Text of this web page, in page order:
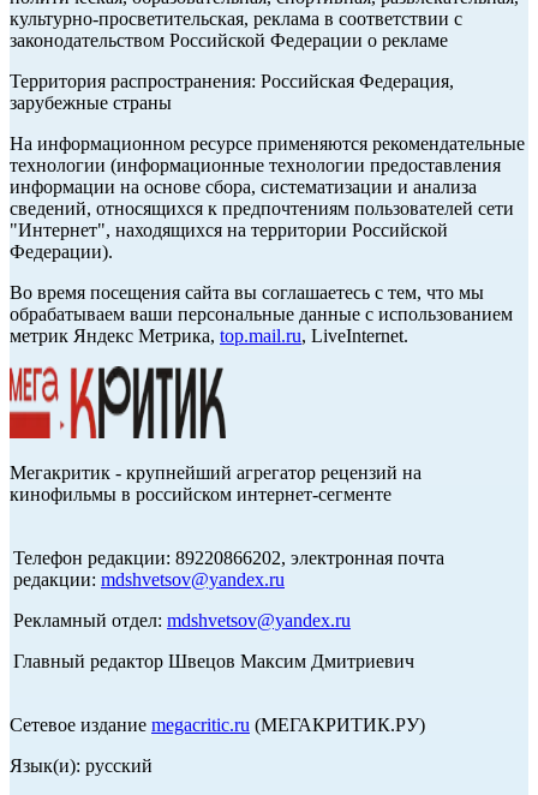
культурно-просветительская, реклама в соответствии с
законодательством Российской Федерации о рекламе
Территория распространения: Российская Федерация,
зарубежные страны
На информационном ресурсе применяются рекомендательные
технологии (информационные технологии предоставления
информации на основе сбора, систематизации и анализа
сведений, относящихся к предпочтениям пользователей сети
"Интернет", находящихся на территории Российской
Федерации).
Во время посещения сайта вы соглашаетесь с тем, что мы
обрабатываем ваши персональные данные с использованием
метрик Яндекс Метрика, top.mail.ru, LiveInternet.
Мегакритик - крупнейший агрегатор рецензий на
кинофильмы в российском интернет-сегменте
Телефон редакции: 89220866202, электронная почта
редакции: mdshvetsov@yandex.ru
Рекламный отдел: mdshvetsov@yandex.ru
Главный редактор Швецов Максим Дмитриевич
Сетевое издание megacritic.ru (МЕГАКРИТИК.РУ)
Язык(и): русский